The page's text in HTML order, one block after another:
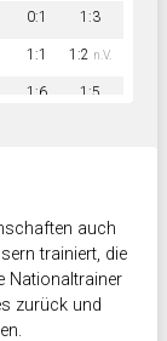
0:1 1:3
1:1 1:2 n.V.
1:6 1:5
auch
trainiert, die
Nationaltrainer
zurück und